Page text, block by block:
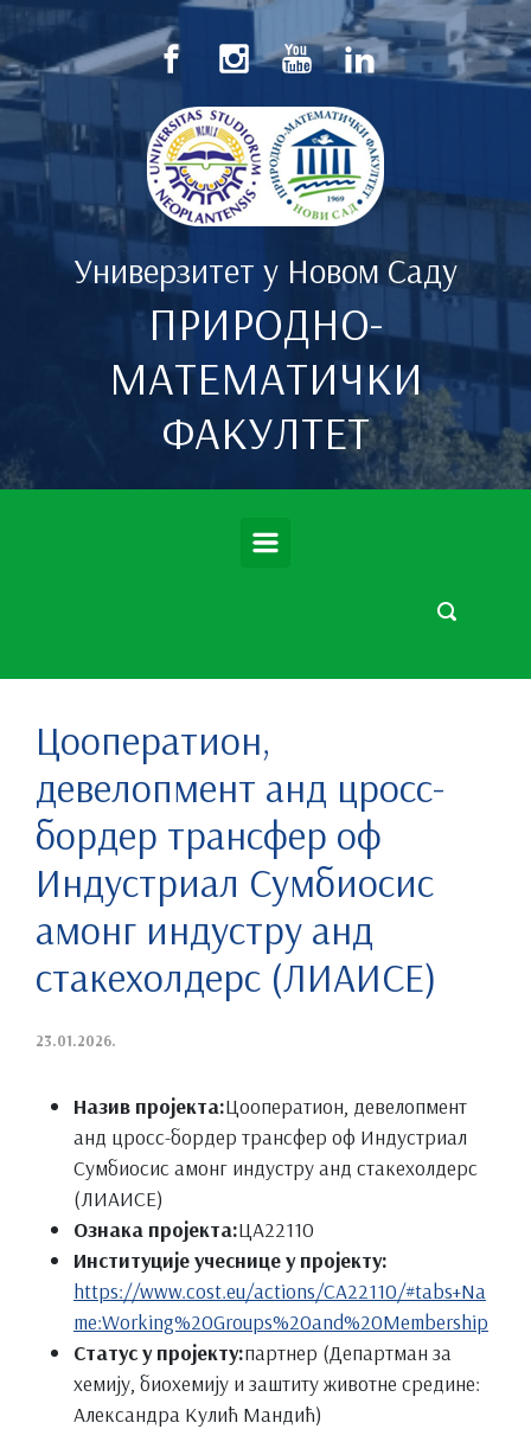
Скип то маин цонтент
Универзитет у Новом Саду
ПРИРОДНО-
МАТЕМАТИЧКИ
ФАКУЛТЕТ
Цооператион,
девелопмент анд цросс-
бордер трансфер оф
Индустриал Сyмбиосис
амонг индустрy анд
стакехолдерс (ЛИАИСЕ)
23.01.2026.
Назив пројекта:Цооператион, девелопмент
анд цросс-бордер трансфер оф Индустриал
Сyмбиосис амонг индустрy анд стакехолдерс
(ЛИАИСЕ)
Ознака пројекта:ЦА22110
Институције учеснице у пројекту:
https://www.cost.eu/actions/CA22110/#tabs+Na
me:Working%20Groups%20and%20Membership
Статус у пројекту:партнер (Департман за
хемију, биохемију и заштиту животне средине:
Александра Кулић Мандић)